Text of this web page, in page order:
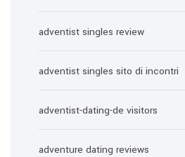
adventist singles review
adventist singles sito di incontri
adventist-dating-de visitors
adventure dating reviews